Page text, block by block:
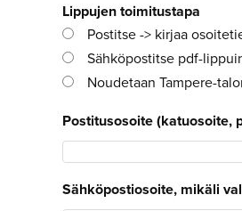
Lippujen toimitustapa
Postitse -> kirjaa
Sähköpostitse pdf-
Noudetaan Tampere-
Postitusosoite
Sähköpostiosoite, mikäli